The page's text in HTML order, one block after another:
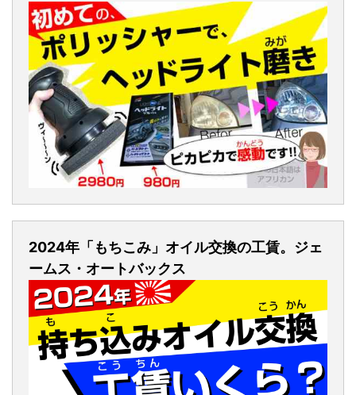
2024年「もちこみ」オイル交換の工賃。ジェ
ームス・オートバックス